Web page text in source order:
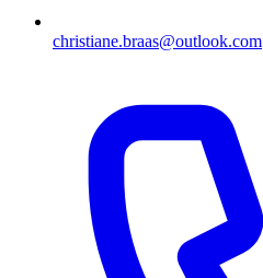
christiane.braas@outlook.com